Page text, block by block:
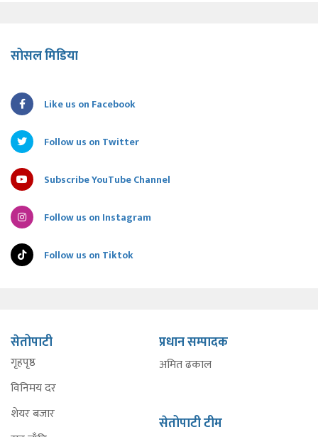
सोसल मिडिया
Like us on Facebook
Follow us on Twitter
Subscribe YouTube Channel
Follow us on Instagram
Follow us on Tiktok
सेतोपाटी
गृहपृष्ठ
विनिमय दर
शेयर बजार
प्रधान सम्पादक
अमित ढकाल
सेतोपाटी टीम